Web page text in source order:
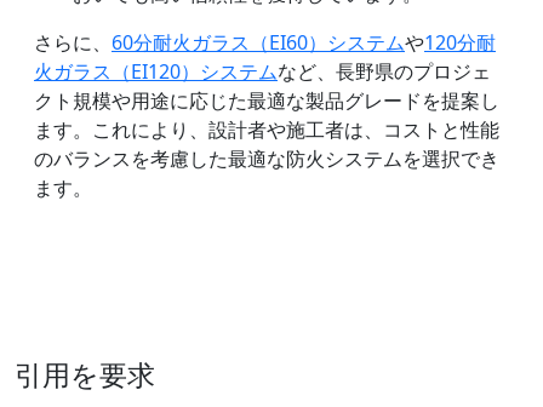
さらに、 60分耐火ガラス（EI60）システムや120分耐
火ガラス（EI120）システムなど、長野県のプロジェ
クト規模や用途に応じた最適な製品グレードを提案し
ます。これにより、設計者や施工者は、コストと性能
のバランスを考慮した最適な防火システムを選択でき
ます。
引用を要求